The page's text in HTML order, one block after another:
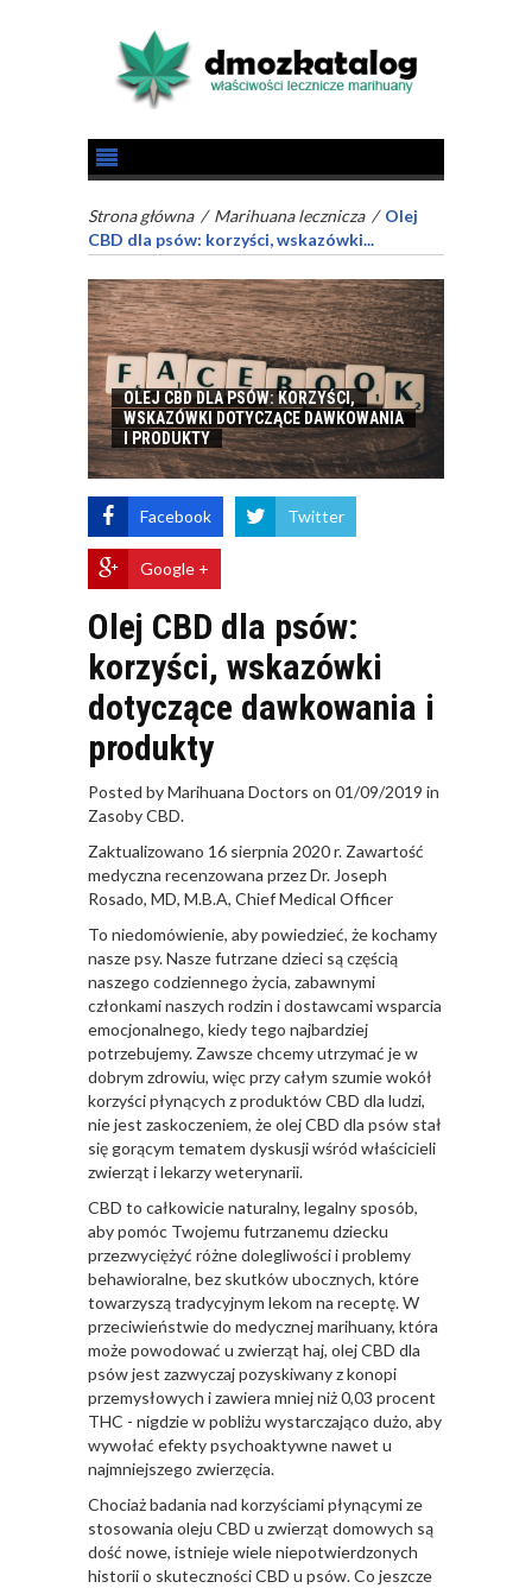
Strona główna / Marihuana lecznicza / Olej
CBD dla psów: korzyści, wskazówki...
OLEJ CBD DLA PSÓW: KORZYŚCI,
WSKAZÓWKI DOTYCZĄCE DAWKOWANIA
I PRODUKTY
Facebook Twitter
Google +
Olej CBD dla psów:
korzyści, wskazówki
dotyczące dawkowania i
produkty
Posted by Marihuana Doctors on 01/09/2019 in
Zasoby CBD.
Zaktualizowano 16 sierpnia 2020 r. Zawartość
medyczna recenzowana przez Dr. Joseph
Rosado, MD, M.B.A, Chief Medical Officer
To niedomówienie, aby powiedzieć, że kochamy
nasze psy. Nasze futrzane dzieci są częścią
naszego codziennego życia, zabawnymi
członkami naszych rodzin i dostawcami wsparcia
emocjonalnego, kiedy tego najbardziej
potrzebujemy. Zawsze chcemy utrzymać je w
dobrym zdrowiu, więc przy całym szumie wokół
korzyści płynących z produktów CBD dla ludzi,
nie jest zaskoczeniem, że olej CBD dla psów stał
się gorącym tematem dyskusji wśród właścicieli
zwierząt i lekarzy weterynarii.
CBD to całkowicie naturalny, legalny sposób,
aby pomóc Twojemu futrzanemu dziecku
przezwyciężyć różne dolegliwości i problemy
behawioralne, bez skutków ubocznych, które
towarzyszą tradycyjnym lekom na receptę. W
przeciwieństwie do medycznej marihuany, która
może powodować u zwierząt haj, olej CBD dla
psów jest zazwyczaj pozyskiwany z konopi
przemysłowych i zawiera mniej niż 0,03 procent
THC - nigdzie w pobliżu wystarczająco dużo, aby
wywołać efekty psychoaktywne nawet u
najmniejszego zwierzęcia.
Chociaż badania nad korzyściami płynącymi ze
stosowania oleju CBD u zwierząt domowych są
dość nowe, istnieje wiele niepotwierdzonych
historii o skuteczności CBD u psów. Co jeszcze